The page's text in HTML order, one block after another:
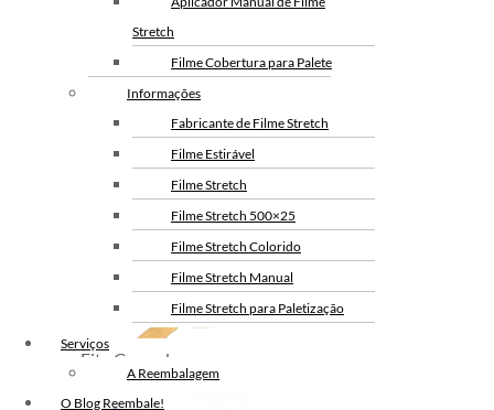
Stretch
Filme Cobertura para Palete
Informações
Fabricante de Filme Stretch
Filme Estirável
Filme Stretch
Filme Stretch 500×25
Filme Stretch Colorido
Filme Stretch Manual
Filme Stretch para Paletização
Filme Stretch sem Tubete
Filme Stretch Preto
Serviços
A Reembalagem
O Blog Reembale!
Personalizada
Fita Gomada